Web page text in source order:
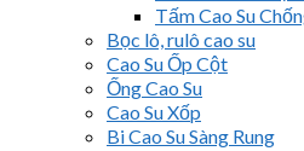
Tấm Cao Su
Bọc lô, rulô cao su
Cao Su Ốp Cột
Ống Cao Su
Cao Su Xốp
Bi Cao Su Sàng Rung